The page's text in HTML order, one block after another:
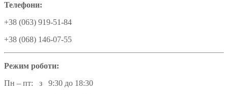
Телефони:
+38 (063) 919-51-84
+38 (068) 146-07-55
Режим роботи:
Пн – пт: з 9:30 до 18:30